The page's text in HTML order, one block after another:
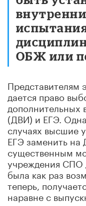
ОБЖ или
Представителям
дается право
дополнительных
(ДВИ) и ЕГЭ.
случаях высшие
ЕГЭ заменить
существенным
учреждения СПО
была как раз
теперь,
наравне с